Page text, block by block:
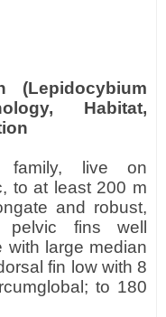
Habitat,
family, live on
to at least 200 m
and robust,
fins well
with large median
fin low with 8
to 180